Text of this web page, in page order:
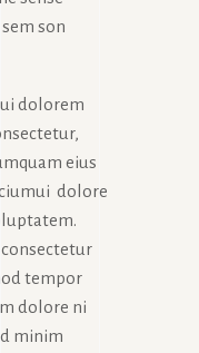
son
dolorem
eius
dolore
tempor
dolore ni
minim